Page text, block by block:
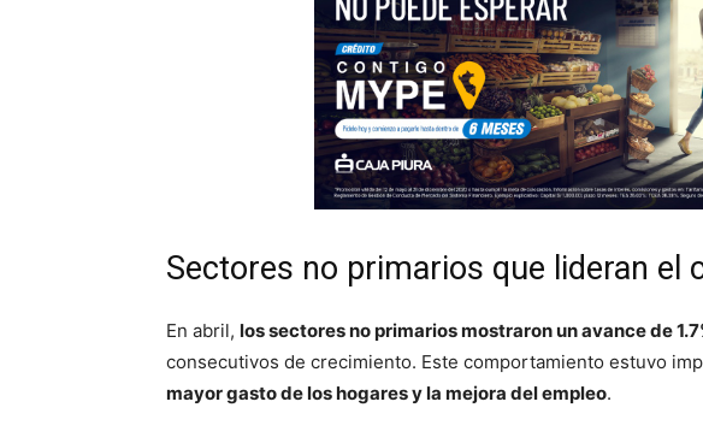
Sectores no primarios que lideran el
En abril, los sectores no primarios mostraron un avance de
consecutivos de crecimiento. Este comportamiento estuvo
mayor gasto de los hogares y la mejora del empleo.